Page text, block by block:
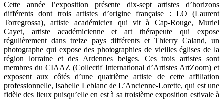
Cette année l’exposition présente dix-sept artistes d’horizons
différents dont trois artistes d’origine française : LO (Laurent
Torregrossa), artiste académicien qui vit à Cap-Rouge, Muriel
Cayet, artiste académicienne et art thérapeute qui expose
régulièrement dans treize pays différents et Thierry Caland, un
photographe qui expose des photographies de vieilles églises de la
région lorraine et des Ardennes belges. Ces trois artistes sont
membres du CIAAZ (Collectif International d’Artistes ArtZoom) et
exposent aux côtés d’une quatrième artiste de cette affiliation
professionnelle, Isabelle Leblanc de L’Ancienne-Lorette, qui est une
fidèle des lieux puisqu’elle en est à sa troisième exposition estivale à